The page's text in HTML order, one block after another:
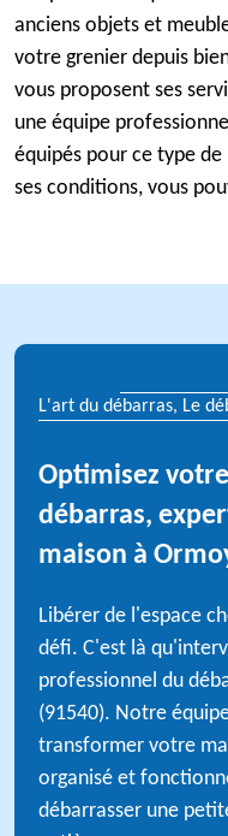
anciens objets et
votre grenier depuis
vous proposent ses
une équipe
équipés pour ce type
ses conditions, vous
L'art du débarras, Le
Optimisez
débarras,
maison à
Libérer de l'espace
défi. C'est là
professionnel du
(91540). Notre
transformer votre
organisé et
débarrasser une